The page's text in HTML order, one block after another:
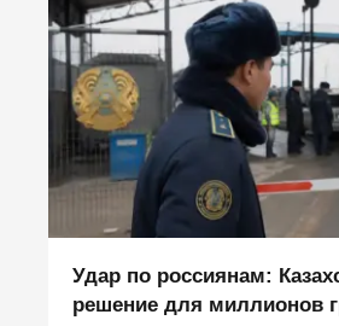
Удар по россиянам:
решение для миллионов